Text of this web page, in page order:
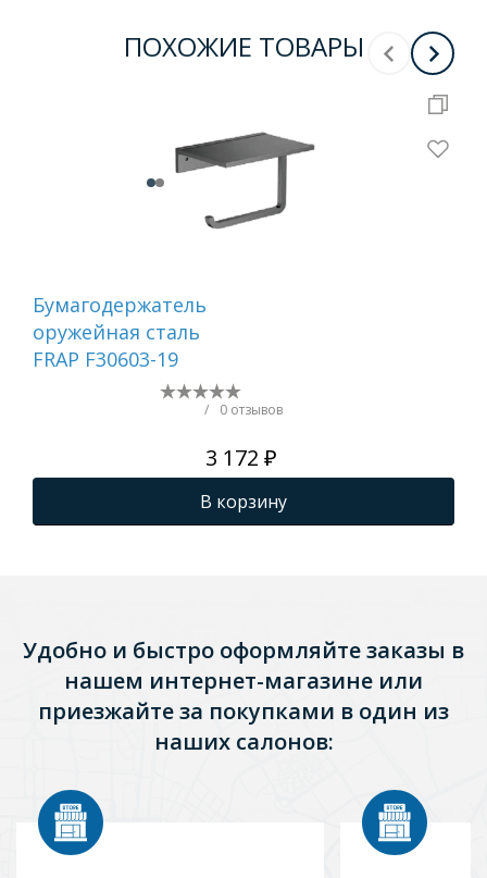
ПОХОЖИЕ ТОВАРЫ
Бумагодержатель
оружейная сталь
FRAP F30603-19
/ 0 отзывов
3 172 ₽
В корзину
Удобно и быстро оформляйте заказы в
нашем интернет-магазине или
приезжайте за покупками в один из
наших салонов: